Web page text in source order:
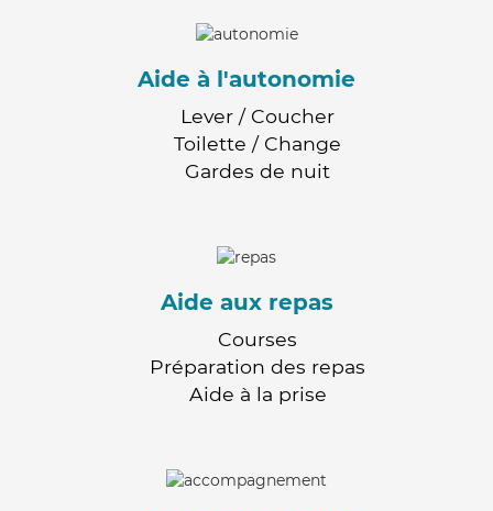
Aide à l'autonomie
Lever / Coucher
Toilette / Change
Gardes de nuit
Aide aux repas
Courses
Préparation des repas
Aide à la prise